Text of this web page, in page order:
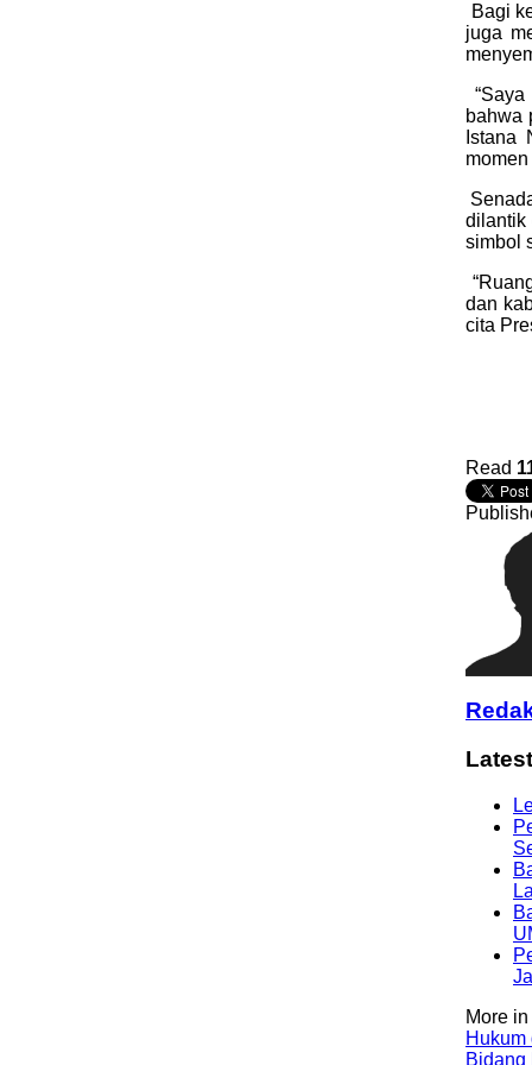
Bank Jatim dan PCI
Layanan Remitansi bagi PMI
Bank Jatim Dukung Misi
HONG KONG,
Bagi
juga
bahwa
Istana
dilantik
simbol
dan
cita
Read
More
Hukum
Bidang